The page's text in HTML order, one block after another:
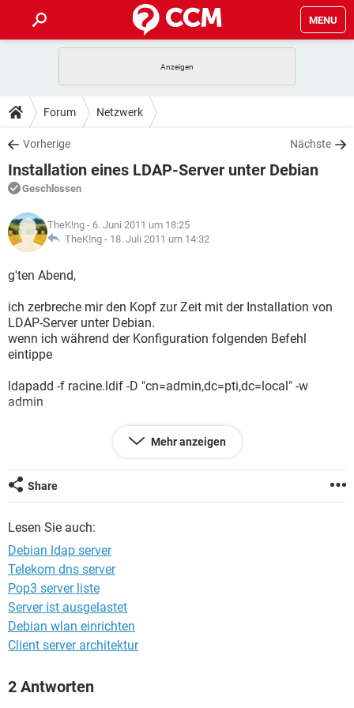
MENU
ANDROID
WINDOWS 10
WHATSAPP TIKTOK
FACEBOOK
TIPPS & TRICKS
SPIELE
WINDOWS 10
WHATSAPP
FACEBOOK HARDWARE
DOWNLOADS
SPIELE STREAMING
ANDROID
WINDOWS 10 INSTAGRAM
WHATSAPP
FACEBOOK
FORUM
SPIELE
ANDROID IOS
FACEBOOK
LEXIKON
SPIELE
ANDROID
WINDOWS 10 INSTAGRAM
WHATSAPP TIKTOK
FACEBOOK
Forum Netzwerk
Vorherige Nächste
Installation eines LDAP-Server unter Debian
Geschlossen
TheK!ng - 6. Juni 2011 um 18:25
TheK!ng - 18. Juli 2011 um 14:32
g'ten Abend,
ich zerbreche mir den Kopf zur Zeit mit der Installation von
LDAP-Server unter Debian.
wenn ich während der Konfiguration folgenden Befehl
eintippe
ldapadd -f racine.ldif -D "cn=admin,dc=pti,dc=local" -w
admin
bekomme die Fehlermeldung:
Falls jemand eine Lösung hat... ich bin für alles offen
Mehr anzeigen
Share
Lesen Sie auch:
Debian ldap server
Telekom dns server
Pop3 server liste
Server ist ausgelastet
Debian wlan einrichten
Client server architektur
2 Antworten